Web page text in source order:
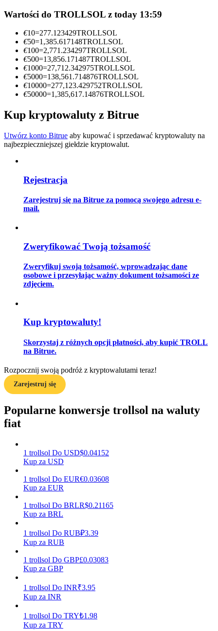
Ciesz się podziałem zysków i prowizjami z kopiowania
transakcji
Informacja
Analiza Big Data, w tym informacje handlowe itp.
Przewodnik dla początkujących dotyczący kontraktów futures
Strategie handlowe
Dowiedz się, jak zachować rentowność
Zarabiać
Codziennie zdobywaj konkurencyjne nagrody
Wartości do TROLLSOL z today 13:59
€10=277.123429TROLLSOL
€50=1,385.617148TROLLSOL
€100=2,771.234297TROLLSOL
€500=13,856.171487TROLLSOL
€1000=27,712.342975TROLLSOL
€5000=138,561.714876TROLLSOL
€10000=277,123.429752TROLLSOL
€50000=1,385,617.14876TROLLSOL
Kup kryptowaluty z Bitrue
Utwórz konto Bitrue aby kupować i sprzedawać kryptowaluty na
najbezpieczniejszej giełdzie kryptowalut.
Rejestracja
Zarejestruj się na Bitrue za pomocą swojego adresu e-
mail.
Zweryfikować Twoją tożsamość
Zweryfikuj swoją tożsamość, wprowadzając dane
osobowe i przesyłając ważny dokument tożsamości ze
zdjęciem.
Kup kryptowaluty!
Skorzystaj z różnych opcji płatności, aby kupić TROLL
na Bitrue.
Rozpocznij swoją podróż z kryptowalutami teraz!
Zarejestruj się
Popularne konwersje trollsol na waluty
fiat
1 trollsol Do USD$0.04152
Kup za USD
1 trollsol Do EUR€0.03608
Kup za EUR
1 trollsol Do BRLR$0.21165
Kup za BRL
1 trollsol Do RUB₽3.39
Kup za RUB
1 trollsol Do GBP£0.03083
Kup za GBP
1 trollsol Do INR₹3.95
Kup za INR
1 trollsol Do TRY₺1.98
Kup za TRY